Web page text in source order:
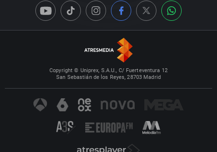
Copyright © Uniprex, S.A.U., C/ Fuerteventura 12
San Sebastián de los Reyes, 28703 Madrid